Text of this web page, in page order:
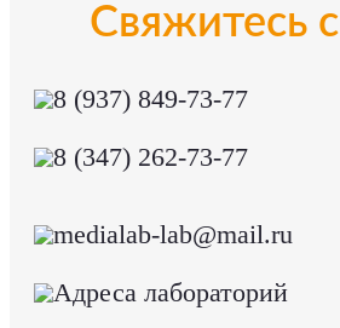
Свяжитесь
8 (937) 849-73-77
8 (347) 262-73-77
medialab-lab@mail.ru
Адреса лабораторий